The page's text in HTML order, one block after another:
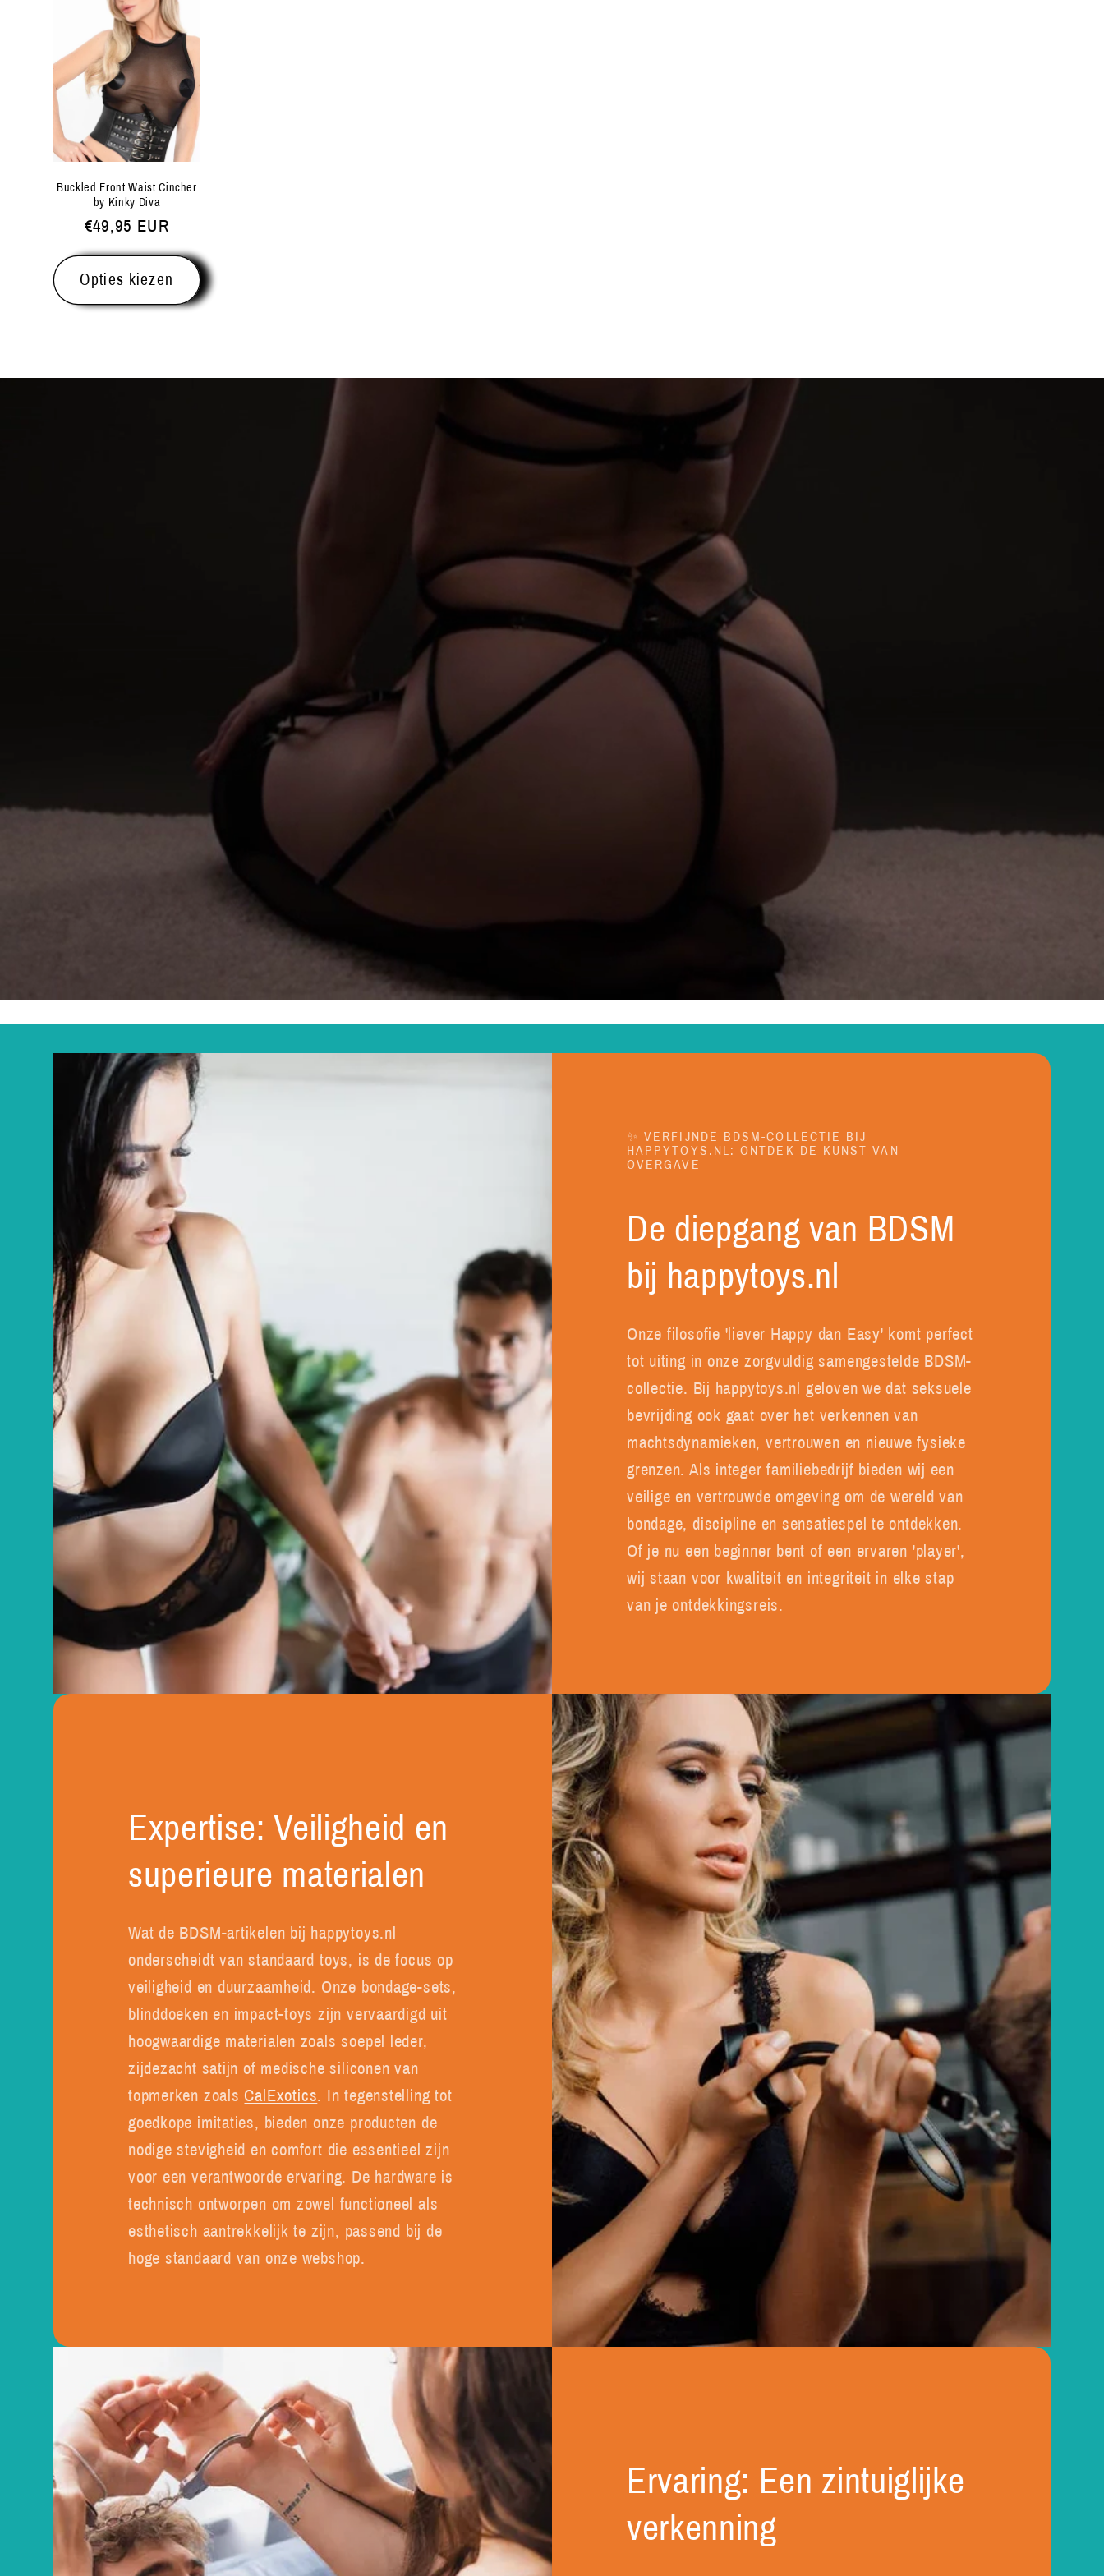
Buckled Front Waist Cincher
by Kinky Diva
Normale
prijs
€49,95 EUR
Opties kiezen
✨ VERFIJNDE BDSM-COLLECTIE BIJ
HAPPYTOYS.NL: ONTDEK DE KUNST VAN
OVERGAVE
De diepgang van BDSM
bij happytoys.nl
Onze filosofie 'liever Happy dan Easy' komt perfect
tot uiting in onze zorgvuldig samengestelde BDSM-
collectie. Bij happytoys.nl geloven we dat seksuele
bevrijding ook gaat over het verkennen van
machtsdynamieken, vertrouwen en nieuwe fysieke
grenzen. Als integer familiebedrijf bieden wij een
veilige en vertrouwde omgeving om de wereld van
bondage, discipline en sensatiespel te ontdekken.
Of je nu een beginner bent of een ervaren 'player',
wij staan voor kwaliteit en integriteit in elke stap
van je ontdekkingsreis.
Expertise: Veiligheid en
superieure materialen
Wat de BDSM-artikelen bij happytoys.nl
onderscheidt van standaard toys, is de focus op
veiligheid en duurzaamheid. Onze bondage-sets,
blinddoeken en impact-toys zijn vervaardigd uit
hoogwaardige materialen zoals soepel leder,
zijdezacht satijn of medische siliconen van
topmerken zoals CalExotics. In tegenstelling tot
goedkope imitaties, bieden onze producten de
nodige stevigheid en comfort die essentieel zijn
voor een verantwoorde ervaring. De hardware is
technisch ontworpen om zowel functioneel als
esthetisch aantrekkelijk te zijn, passend bij de
hoge standaard van onze webshop.
Ervaring: Een zintuiglijke
verkenning